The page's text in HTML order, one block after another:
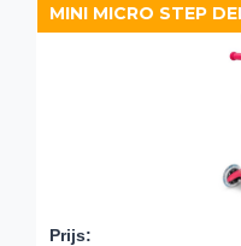
Prijs: